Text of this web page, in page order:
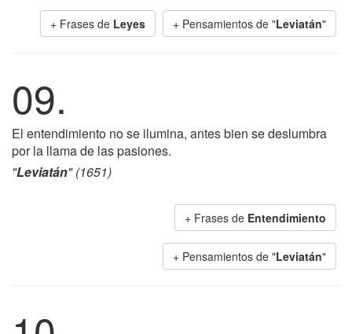
+ Frases de Leyes + Pensamientos de "Leviatán"
09.
El entendimiento no se ilumina, antes bien se deslumbra
por la llama de las pasiones.
"Leviatán" (1651)
+ Frases de Entendimiento
+ Pensamientos de "Leviatán"